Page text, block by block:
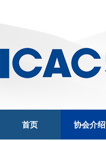
首页 协会介绍